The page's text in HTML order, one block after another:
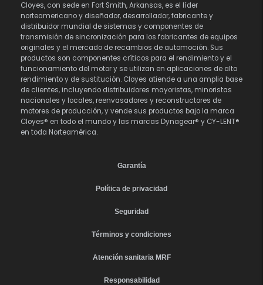
Cloyes, con sede en Fort Smith, Arkansas, es el líder
norteamericano y diseñador, desarrollador, fabricante y
distribuidor mundial de sistemas y componentes de
transmisión de sincronización para los fabricantes de equipos
originales y el mercado de recambios de automoción. Sus
productos son componentes críticos para el rendimiento y el
funcionamiento del motor y se utilizan en aplicaciones de alto
rendimiento y de sustitución. Cloyes atiende a una amplia base
de clientes, incluyendo distribuidores mayoristas, minoristas
nacionales y locales, reenvasadores y reconstructores de
motores de producción, y vende sus productos bajo la marca
Cloyes® en todo el mundo y las marcas Dynagear® y CY-LENT®
en toda Norteamérica.
Garantía
Política de privacidad
Seguridad
Términos y condiciones
Atención sanitaria MRF
Responsabilidad